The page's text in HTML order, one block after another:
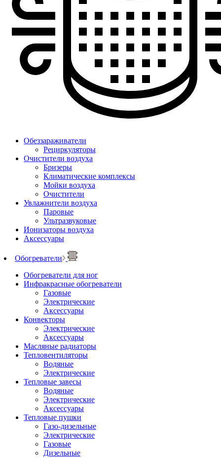
Обеззараживатели
Рециркуляторы
Очистители воздуха
Бризеры
Климатические комплексы
Мойки воздуха
Очистители
Увлажнители воздуха
Паровые
Ультразвуковые
Ионизаторы воздуха
Аксессуары
Обогреватели
Обогреватели для ног
Инфракрасные обогреватели
Газовые
Электрические
Аксессуары
Конвекторы
Электрические
Аксессуары
Масляные радиаторы
Тепловентиляторы
Водяные
Электрические
Тепловые завесы
Водяные
Электрические
Аксессуары
Тепловые пушки
Газо-дизельные
Электрические
Газовые
Дизельные